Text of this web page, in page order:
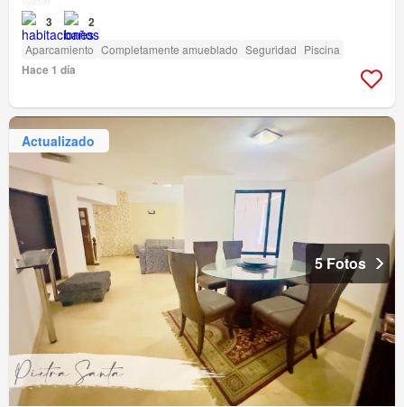
3 2
Aparcamiento Completamente amueblado Seguridad Piscina
Hace 1 día
Actualizado
5 Fotos